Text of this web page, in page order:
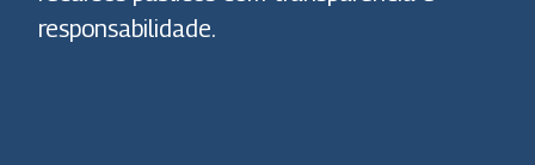
responsabilidade.